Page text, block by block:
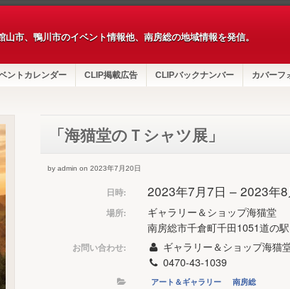
山市、鴨川市のイベント情報他、南房総の地域情報を発信。
ントカレンダー CLIP掲載広告 CLIPバックナンバー カバーフ
「海猫堂のＴシャツ展」
by admin on 2023年7月20日
日時: 2023年7月7日 – 2023年8
場所:
ギャラリー＆ショップ海猫堂
南房総市千倉町千田1051道の
お問い合わせ:
ギャラリー＆ショップ海猫
0470-43-1039
アート＆ギャラリー 南房総